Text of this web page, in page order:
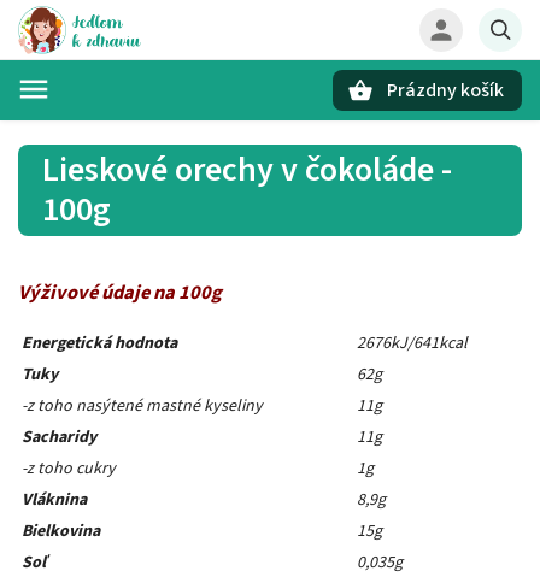
Prázdny košík
Lieskové orechy v čokoláde -
100g
Výživové údaje na 100g
Energetická hodnota
2676kJ/641kcal
Tuky
62g
-z toho nasýtené mastné kyseliny
11g
Sacharidy
11g
-z toho cukry
1g
Vláknina
8,9g
Bielkovina
15g
Soľ
0,035g